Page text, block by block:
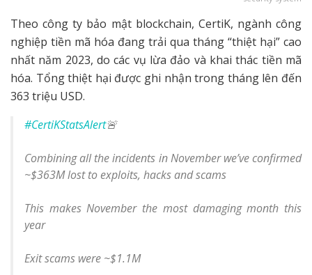
Theo công ty bảo mật blockchain, CertiK, ngành công
nghiệp tiền mã hóa đang trải qua ​​tháng “thiệt hại” cao
nhất năm 2023, do các vụ lừa đảo và khai thác tiền mã
hóa. Tổng thiệt hại được ghi nhận trong tháng lên đến
363 triệu USD.
#CertiKStatsAlert🚨
Combining all the incidents in November we’ve confirmed
~$363M lost to exploits, hacks and scams
This makes November the most damaging month this
year
Exit scams were ~$1.1M